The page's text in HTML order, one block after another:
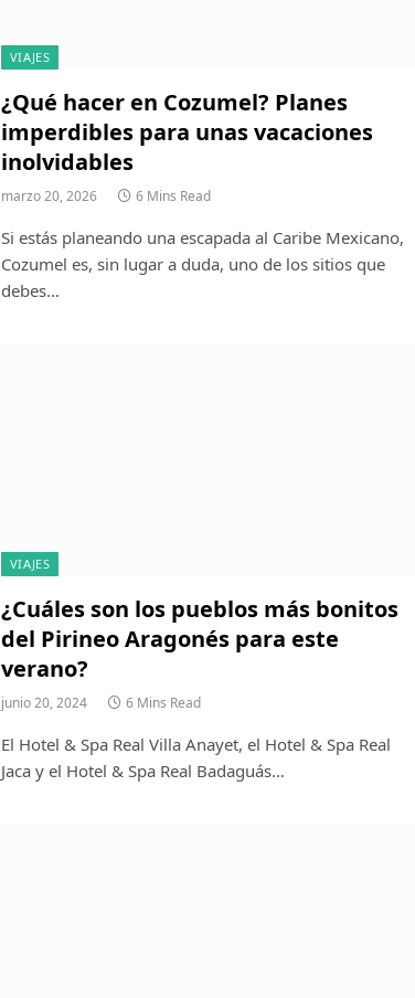
VIAJES
¿Qué hacer en Cozumel? Planes
imperdibles para unas vacaciones
inolvidables
marzo 20, 2026 6 Mins Read
Si estás planeando una escapada al Caribe Mexicano,
Cozumel es, sin lugar a duda, uno de los sitios que
debes…
VIAJES
¿Cuáles son los pueblos más bonitos
del Pirineo Aragonés para este
verano?
junio 20, 2024 6 Mins Read
El Hotel & Spa Real Villa Anayet, el Hotel & Spa Real
Jaca y el Hotel & Spa Real Badaguás…